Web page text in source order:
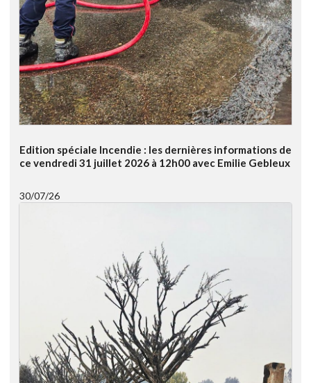
Edition spéciale Incendie : les dernières informations de
ce vendredi 31 juillet 2026 à 12h00 avec Emilie Gebleux
30/07/26